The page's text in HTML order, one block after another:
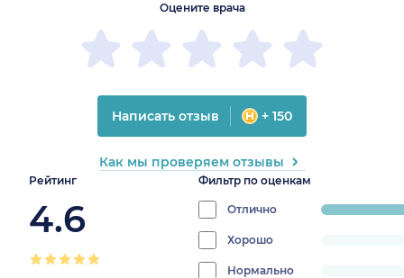
Рейтинг
4.6
Фильтр по оценкам
Отлично
progress:
Хорошо
0%
Нормально
Оцените врача
Написать отзыв + 150
Как мы проверяем отзывы